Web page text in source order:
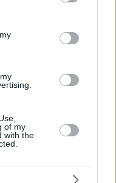
its third-party tags to
in below Google
of my
with the
της Αθήνας
Το Mοντέλο που